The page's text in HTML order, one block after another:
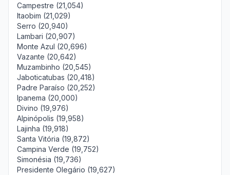
Campestre (21,054)
Itaobim (21,029)
Serro (20,940)
Lambari (20,907)
Monte Azul (20,696)
Vazante (20,642)
Muzambinho (20,545)
Jaboticatubas (20,418)
Padre Paraíso (20,252)
Ipanema (20,000)
Divino (19,976)
Alpinópolis (19,958)
Lajinha (19,918)
Santa Vitória (19,872)
Campina Verde (19,752)
Simonésia (19,736)
Presidente Olegário (19,627)